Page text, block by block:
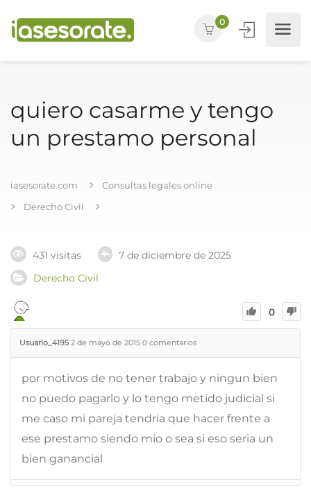
0
quiero casarme y tengo
un prestamo personal
iasesorate.com
Consultas legales online
Derecho Civil
431 visitas
7 de diciembre de 2025
Derecho Civil
0
Usuario_4195 2 de mayo de 2015 0 comentarios
por motivos de no tener trabajo y ningun bien
no puedo pagarlo y lo tengo metido judicial si
me caso mi pareja tendria que hacer frente a
ese prestamo siendo mio o sea si eso seria un
bien ganancial